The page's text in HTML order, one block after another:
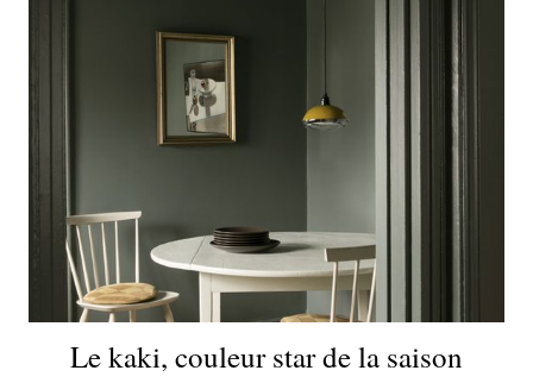
Le kaki, couleur star de la saison